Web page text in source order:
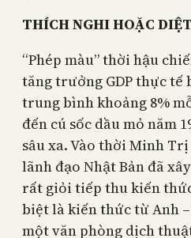
THÍCH NGHI HOẶC
“Phép màu” thời hậu
tăng trưởng GDP thực tế
trung bình khoảng 8%
đến cú sốc dầu mỏ năm
sâu xa. Vào thời Minh Trị
lãnh đạo Nhật Bản đã
rất giỏi tiếp thu kiến
biệt là kiến thức từ Anh
một văn phòng dịch